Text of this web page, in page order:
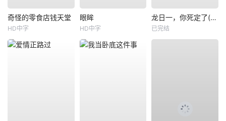
奇怪的零食店钱天堂
HD中字
眼眸
HD中字
龙日一，你死定了(短剧)
已完结